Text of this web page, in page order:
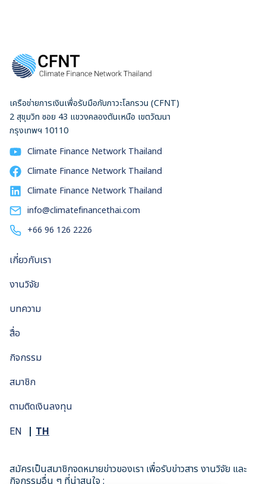
เครือข่ายการเงินเพื่อรับมือกับภาวะโลกรวน (CFNT)
2 สุขุมวิท ซอย 43 แขวงคลองตันเหนือ เขตวัฒนา
กรุงเทพฯ 10110
Climate Finance Network Thailand
Climate Finance Network Thailand
Climate Finance Network Thailand
info@climatefinancethai.com
+66 96 126 2226
เกี่ยวกับเรา
งานวิจัย
บทความ
สื่อ
กิจกรรม
สมาชิก
ตามติดเงินลงทุน
EN TH
สมัครเป็นสมาชิกจดหมายข่าวของเรา เพื่อรับข่าวสาร งานวิจัย และ
กิจกรรมอื่น ๆ ที่น่าสนใจ :